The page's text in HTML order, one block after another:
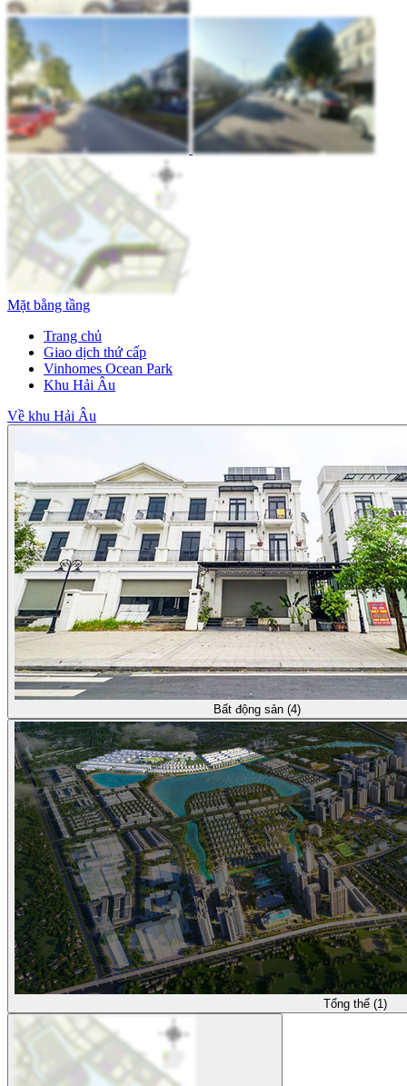
Mặt bằng tầng
Trang chủ
Giao dịch thứ cấp
Vinhomes Ocean Park
Khu Hải Âu
Về khu Hải Âu
Bất động sản (4)
Tổng thể (1)